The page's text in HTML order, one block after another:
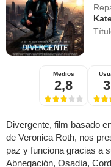
Medios
2,8
Divergente, film basado
de Veronica Roth, nos
paz y funciona gracias a
Abnegación, Osadía,